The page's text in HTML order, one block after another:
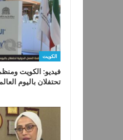
الكويت
فيديو: الكويت
تحتفلان باليوم